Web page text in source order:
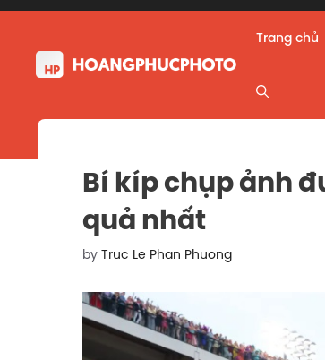
Skip
content
Trang chủ
Bí kíp chụp ảnh
quả nhất
by Truc Le Phan Phuong